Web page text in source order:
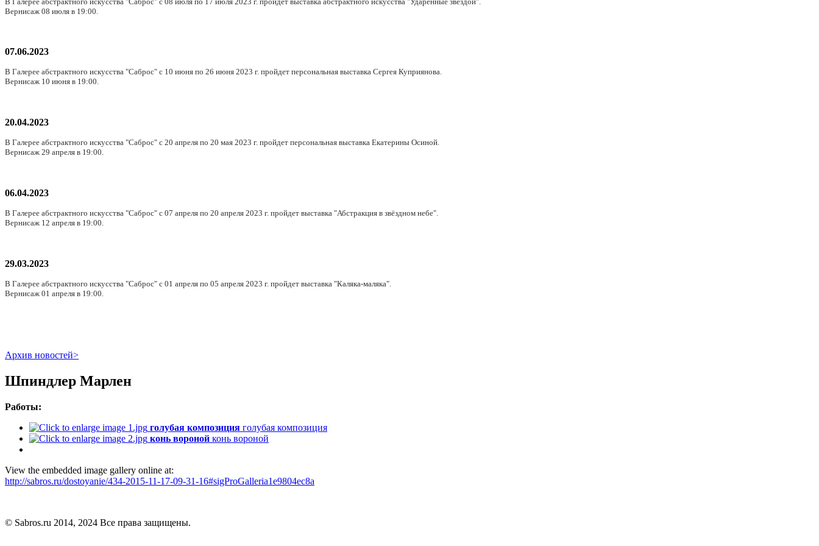
Вернисаж 08 июля в 19:00.
07.06.2023
В Галерее абстрактного искусства "Саброс" с 10 июня по 26 июня 2023 г. пройдет персональная выставка Сергея Куприянова.
Вернисаж 10 июня в 19:00.
20.04.2023
В Галерее абстрактного искусства "Саброс" с 20 апреля по 20 мая 2023 г. пройдет персональная выставка Екатерины Осиной.
Вернисаж 29 апреля в 19:00.
06.04.2023
В Галерее абстрактного искусства "Саброс" с 07 апреля по 20 апреля 2023 г. пройдет выставка "Абстракция в звёздном небе".
Вернисаж 12 апреля в 19:00.
29.03.2023
В Галерее абстрактного искусства "Саброс" с 01 апреля по 05 апреля 2023 г. пройдет выставка "Каляка-маляка".
Вернисаж 01 апреля в 19:00.
Архив новостей>
Шпиндлер Марлен
Работы:
голубая композиция голубая композиция
конь вороной конь вороной
View the embedded image gallery online at:
http://sabros.ru/dostoyanie/434-2015-11-17-09-31-16#sigProGalleria1e9804ec8a
© Sabros.ru 2014, 2024 Все права защищены.